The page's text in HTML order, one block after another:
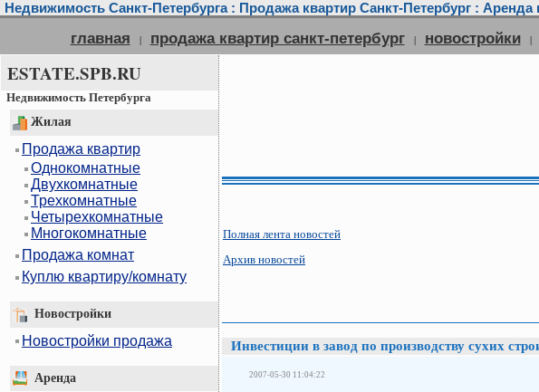
Недвижимость Санкт-Петербурга : Продажа квартир Санкт-Петербург : Аренда
главная | продажа квартир санкт-петербург | новостройки |
ESTATE.SPB.RU
Недвижимость Петербурга
Жилая
Продажа квартир
Однокомнатные
Двухкомнатные
Трехкомнатные
Четырехкомнатные
Многокомнатные
Продажа комнат
Куплю квартиру/комнату
Новостройки
Новостройки продажа
Аренда
Полная лента новостей
Архив новостей
Инвестиции в завод по производству сухих
2007-05-30 11:04:22